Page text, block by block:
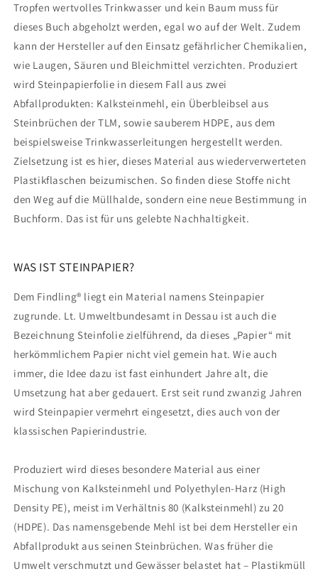
Tropfen wertvolles Trinkwasser und kein Baum muss für
dieses Buch abgeholzt werden, egal wo auf der Welt. Zudem
kann der Hersteller auf den Einsatz gefährlicher Chemikalien,
wie Laugen, Säuren und Bleichmittel verzichten. Produziert
wird Steinpapierfolie in diesem Fall aus zwei
Abfallprodukten: Kalksteinmehl, ein Überbleibsel aus
Steinbrüchen der TLM, sowie sauberem HDPE, aus dem
beispielsweise Trinkwasserleitungen hergestellt werden.
Zielsetzung ist es hier, dieses Material aus wiederverwerteten
Plastikflaschen beizumischen. So finden diese Stoffe nicht
den Weg auf die Müllhalde, sondern eine neue Bestimmung in
Buchform. Das ist für uns gelebte Nachhaltigkeit.
WAS IST STEINPAPIER?
Dem Findling® liegt ein Material namens Steinpapier
zugrunde. Lt. Umweltbundesamt in Dessau ist auch die
Bezeichnung Steinfolie zielführend, da dieses „Papier“ mit
herkömmlichem Papier nicht viel gemein hat. Wie auch
immer, die Idee dazu ist fast einhundert Jahre alt, die
Umsetzung hat aber gedauert. Erst seit rund zwanzig Jahren
wird Steinpapier vermehrt eingesetzt, dies auch von der
klassischen Papierindustrie.
Produziert wird dieses besondere Material aus einer
Mischung von Kalksteinmehl und Polyethylen-Harz (High
Density PE), meist im Verhältnis 80 (Kalksteinmehl) zu 20
(HDPE). Das namensgebende Mehl ist bei dem Hersteller ein
Abfallprodukt aus seinen Steinbrüchen. Was früher die
Umwelt verschmutzt und Gewässer belastet hat – Plastikmüll